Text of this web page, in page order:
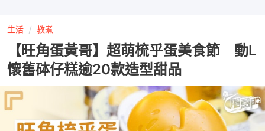
生活 教煮
【旺角蛋黃哥】超萌梳乎蛋美食節 動L
懷舊砵仔糕逾20款造型甜品